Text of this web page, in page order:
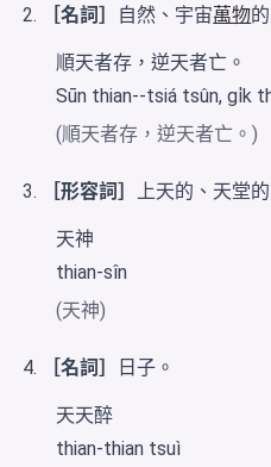
［名詞］ 自然、宇宙萬物
順天者存，逆天者亡。
Sūn thian--tsiá tsûn, gi̍k
(順天者存，逆天者亡。)
［形容詞］ 上天的、天堂的
天神
thian-sîn
(天神)
［名詞］ 日子。
天天醉
thian-thian tsuì